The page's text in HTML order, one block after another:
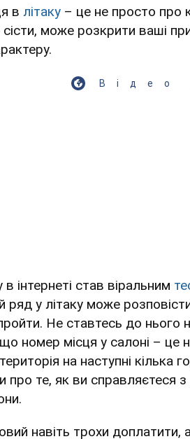
в літаку – це не просто про
може розкрити ваші
Відео
інтернеті став віральним
ряд у літаку може
Не ставтесь до нього
номер місця у салоні –
на наступні кілька
про те, як ви справляєтеся
навіть трохи доплатити,